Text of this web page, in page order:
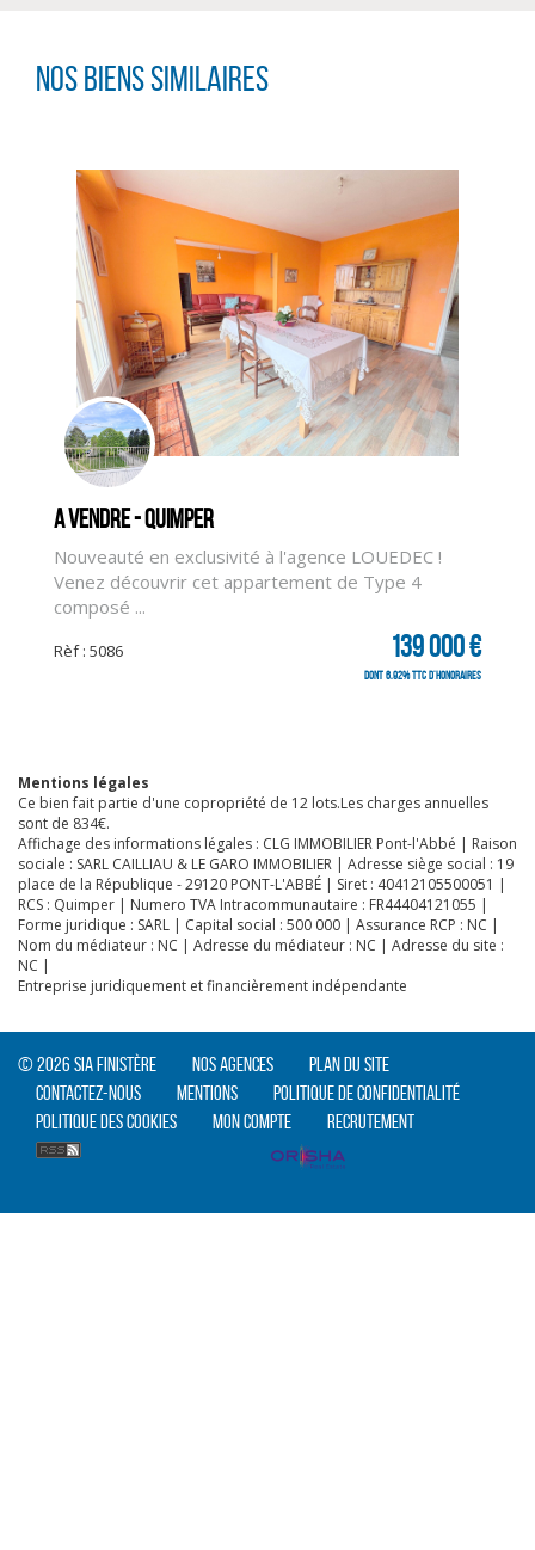
CLIQUER ICI POUR AGRANDIR
CLIQUER ICI POUR AGRANDIR
Nos biens similaires
A vendre - QUIMPER
Nouveauté en exclusivité à l'agence LOUEDEC !
Venez découvrir cet appartement de Type 4
composé ...
Rèf : 5086 139 000 €
dont 6.92% TTC d'honoraires
Mentions légales
Ce bien fait partie d'une copropriété de 12 lots.Les charges annuelles
sont de 834€.
Affichage des informations légales : CLG IMMOBILIER Pont-l'Abbé | Raison
sociale : SARL CAILLIAU & LE GARO IMMOBILIER | Adresse siège social : 19
place de la République - 29120 PONT-L'ABBÉ | Siret : 40412105500051 |
RCS : Quimper | Numero TVA Intracommunautaire : FR44404121055 |
Forme juridique : SARL | Capital social : 500 000 | Assurance RCP : NC |
Nom du médiateur : NC | Adresse du médiateur : NC | Adresse du site :
NC |
Entreprise juridiquement et financièrement indépendante
© 2026 SIA Finistère Nos agences
Plan du site
Contactez-nous
Mentions
Politique de confidentialité
Politique des cookies
Mon compte Recrutement